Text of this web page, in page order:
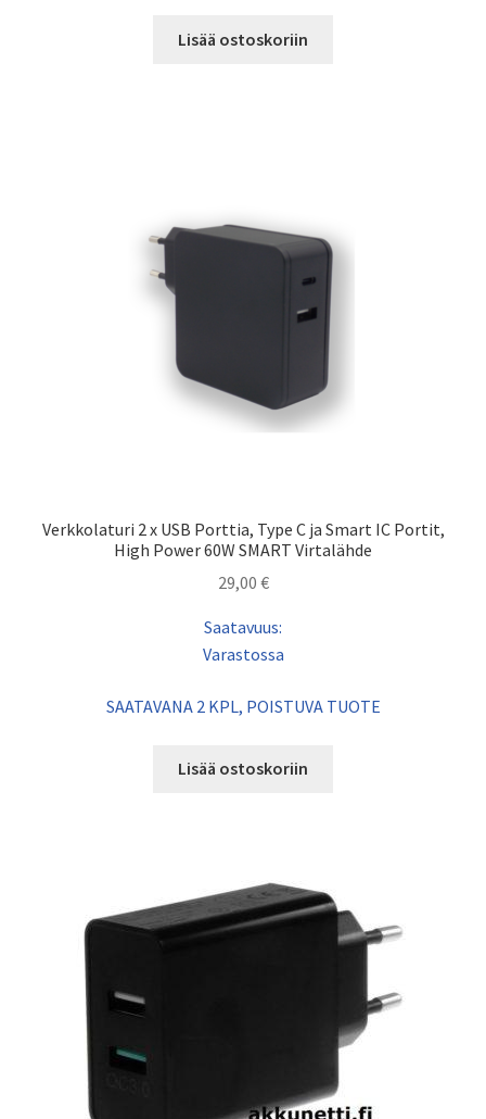
Lisää ostoskoriin
Verkkolaturi 2 x USB Porttia, Type C ja Smart IC Portit,
High Power 60W SMART Virtalähde
29,00 €
Saatavuus:
Varastossa
SAATAVANA 2 KPL, POISTUVA TUOTE
Lisää ostoskoriin